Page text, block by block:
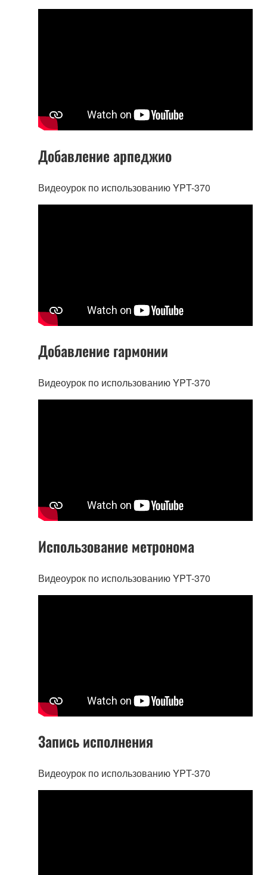
Добавление арпеджио
Видеоурок по использованию YPT-370
Добавление гармонии
Видеоурок по использованию YPT-370
Использование метронома
Видеоурок по использованию YPT-370
Запись исполнения
Видеоурок по использованию YPT-370